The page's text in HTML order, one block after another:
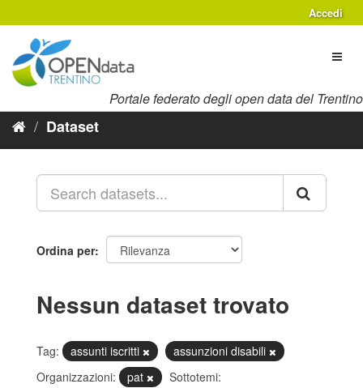
al
contenuto
Accedi
Portale federato degli open data del Trentino
Dataset
Ordina per
Nessun dataset trovato
Tag: assunti iscritti
assunzioni disabili
Organizzazioni:
pat
Sottotemi: